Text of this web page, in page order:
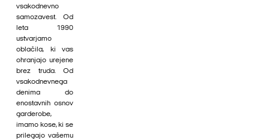
vsakodnevno
samozavest. Od
leta 1990
ustvarjamo
oblačila, ki vas
ohranjajo urejene
brez truda. Od
vsakodnevnega
denima do
enostavnih osnov
garderobe,
imamo kose, ki se
prilegajo vašemu